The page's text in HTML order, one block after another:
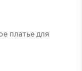
платье для